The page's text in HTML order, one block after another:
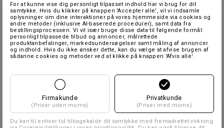
For at kunne vise dig personligt tilpasset indhold har vi brug for dit
samtykke. Hvis du klikker på knappen 'Accepter alle', vil vi indsamle
oplysninger om dine interaktioner på vores hjemmeside via cookies og
andre metoder (inklusive AI-baserede procedurer), samt data fra
bestillingsprocessen. Vi vil især bruge disse data til følgende formål:
personligt tilpassede tilbud og annoncer, målrettede
produktanbefalinger, markedsundersøgelser samt måling af annoncer
og indhold. Hvis du ikke ønsker dette, kan du vælge at afvise brugen af
sådanne cookies og metoder ved at klikke på knappen 'Afvis alle'.
Firmakunde
(Priser uden moms)
Privatkunde
(Priser med moms)
Du kan til enhver tid tilbagekalde dit samtykke med fremadrettet virkning